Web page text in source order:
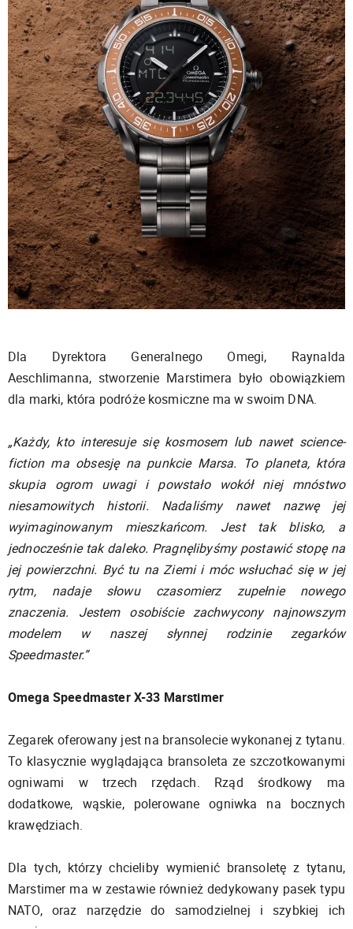
Dla Dyrektora Generalnego Omegi, Raynalda
Aeschlimanna, stworzenie Marstimera było obowiązkiem
dla marki, która podróże kosmiczne ma w swoim DNA.
„Każdy, kto interesuje się kosmosem lub nawet science-
fiction ma obsesję na punkcie Marsa. To planeta, która
skupia ogrom uwagi i powstało wokół niej mnóstwo
niesamowitych historii. Nadaliśmy nawet nazwę jej
wyimaginowanym mieszkańcom. Jest tak blisko, a
jednocześnie tak daleko. Pragnęlibyśmy postawić stopę na
jej powierzchni. Być tu na Ziemi i móc wsłuchać się w jej
rytm, nadaje słowu czasomierz zupełnie nowego
znaczenia. Jestem osobiście zachwycony najnowszym
modelem w naszej słynnej rodzinie zegarków
Speedmaster.”
Omega Speedmaster X-33 Marstimer
Zegarek oferowany jest na bransolecie wykonanej z tytanu.
To klasycznie wyglądająca bransoleta ze szczotkowanymi
ogniwami w trzech rzędach. Rząd środkowy ma
dodatkowe, wąskie, polerowane ogniwka na bocznych
krawędziach.
Dla tych, którzy chcieliby wymienić bransoletę z tytanu,
Marstimer ma w zestawie również dedykowany pasek typu
NATO, oraz narzędzie do samodzielnej i szybkiej ich